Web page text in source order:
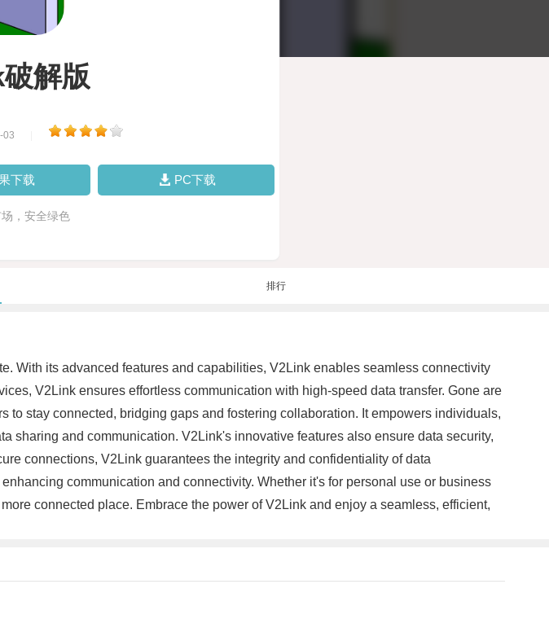
解版
03
下载 PC下载
，安全绿色
排行
With its advanced features and capabilities, V2Link enables seamless connectivity
V2Link ensures effortless communication with high-speed data transfer. Gone are
stay connected, bridging gaps and fostering collaboration. It empowers individuals,
sharing and communication. V2Link's innovative features also ensure data security,
connections, V2Link guarantees the integrity and confidentiality of data
communication and connectivity. Whether it's for personal use or business
connected place. Embrace the power of V2Link and enjoy a seamless, efficient,